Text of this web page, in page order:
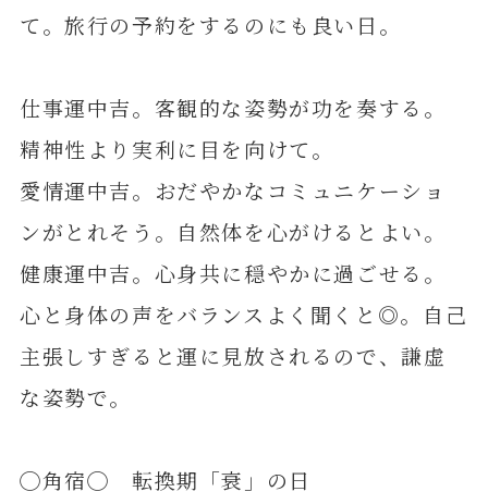
て。旅行の予約をするのにも良い日。
仕事運中吉。客観的な姿勢が功を奏する。
精神性より実利に目を向けて。
愛情運中吉。おだやかなコミュニケーショ
ンがとれそう。自然体を心がけるとよい。
健康運中吉。心身共に穏やかに過ごせる。
心と身体の声をバランスよく聞くと◎。自己
主張しすぎると運に見放されるので、謙虚
な姿勢で。
◯角宿◯ 転換期「衰」の日